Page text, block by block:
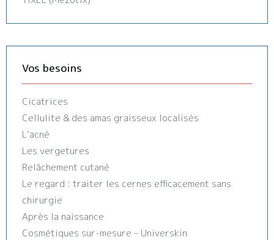
Vos besoins
Cicatrices
Cellulite & des amas graisseux localisés
L’acné
Les vergetures
Relâchement cutané
Le regard : traiter les cernes efficacement sans
chirurgie
Après la naissance
Cosmétiques sur-mesure – Universkin